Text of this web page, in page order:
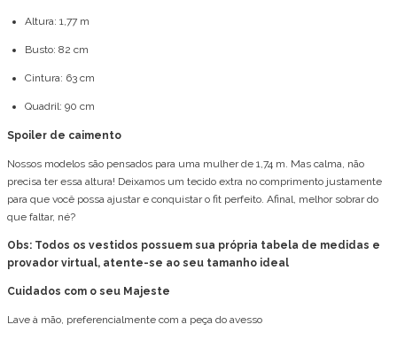
Altura: 1,77 m
Busto: 82 cm
Cintura: 63 cm
Quadril: 90 cm
Spoiler de caimento
Nossos modelos são pensados para uma mulher de 1,74 m. Mas calma, não
precisa ter essa altura! Deixamos um tecido extra no comprimento justamente
para que você possa ajustar e conquistar o fit perfeito. Afinal, melhor sobrar do
que faltar, né?
Obs: Todos os vestidos possuem sua própria tabela de medidas e
provador virtual, atente-se ao seu tamanho ideal
Cuidados com o seu Majeste
Lave à mão, preferencialmente com a peça do avesso